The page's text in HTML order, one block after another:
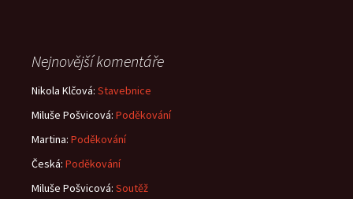
Nejnovější komentáře
Nikola Klčová: Stavebnice
Miluše Pošvicová: Poděkování
Martina: Poděkování
Česká: Poděkování
Miluše Pošvicová: Soutěž